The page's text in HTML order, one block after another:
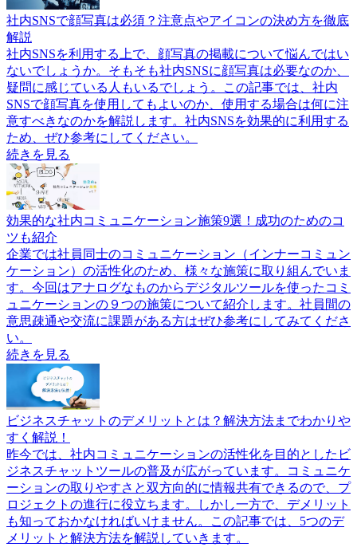
社内SNSで顔写真は必須？注意点やアイコンの決め方を徹底
解説
社内SNSを利用する上で、顔写真の掲載について悩んではい
ないでしょうか。そもそも社内SNSに顔写真は必要なのか、
疑問に感じている人もいるでしょう。この記事では、社内
SNSで顔写真を使用してもよいのか、使用する場合は何に注
意すべきなのかを解説します。社内SNSを効果的に利用する
ため、ぜひ参考にしてください。
続きを見る
効果的な社内コミュニケーション施策9選！成功のためのコ
ツも紹介
企業では社員同士のコミュニケーション（インナーコミュン
ケーション）の活性化のため、様々な施策に取り組んでいま
す。今回はアナログなものからデジタルツールを使ったコミ
ュニケーションの９つの施策について紹介します。社員間の
意思疎通や交流に課題がある方はぜひ参考にしてみてくださ
い。
続きを見る
ビジネスチャットのデメリットとは？解決方法までわかりや
すく解説！
昨今では、社内コミュニケーションの活性化を目的としたビ
ジネスチャットツールの普及が広がっています。コミュニケ
ーションの取りやすさと双方向的に情報共有できるので、プ
ロジェクトの進行に役立ちます。しかし一方で、デメリット
も知っておかなければいけません。この記事では、5つのデ
メリットと解決方法を解説していきます。